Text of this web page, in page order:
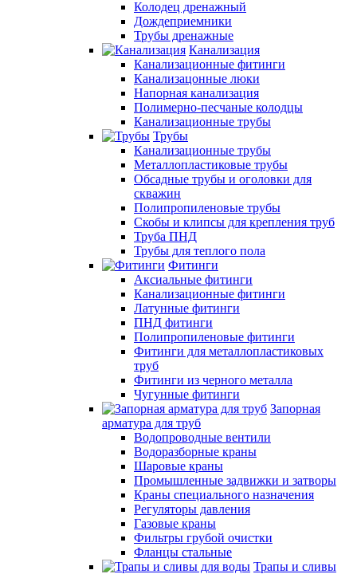
Колодец дренажный
Дождеприемники
Трубы дренажные
Канализация
Канализационные фитинги
Канализацонные люки
Напорная канализация
Полимерно-песчаные колодцы
Канализационные трубы
Трубы
Канализационные трубы
Металлопластиковые трубы
Обсадные трубы и оголовки для
скважин
Полипропиленовые трубы
Скобы и клипсы для крепления труб
Труба ПНД
Трубы для теплого пола
Фитинги
Аксиальные фитинги
Канализационные фитинги
Латунные фитинги
ПНД фитинги
Полипропиленовые фитинги
Фитинги для металлопластиковых
труб
Фитинги из черного металла
Чугунные фитинги
Запорная
арматура для труб
Водопроводные вентили
Водоразборные краны
Шаровые краны
Промышленные задвижки и затворы
Краны специального назначения
Регуляторы давления
Газовые краны
Фильтры грубой очистки
Фланцы стальные
Трапы и сливы